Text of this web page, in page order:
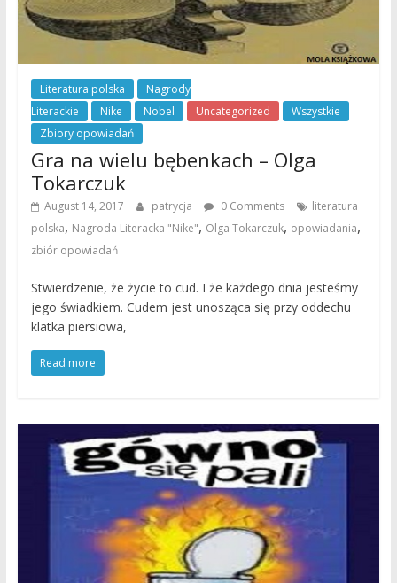
Literatura polska
Nagrody
Literackie
Nike Nobel Uncategorized
Wszystkie
Zbiory opowiadań
Gra na wielu bębenkach – Olga
Tokarczuk
August 14, 2017 patrycja 0 Comments
literatura
polska, Nagroda Literacka "Nike", Olga Tokarczuk, opowiadania,
zbiór opowiadań
Stwierdzenie, że życie to cud. I że każdego dnia jesteśmy
jego świadkiem. Cudem jest unosząca się przy oddechu
klatka piersiowa,
Read more